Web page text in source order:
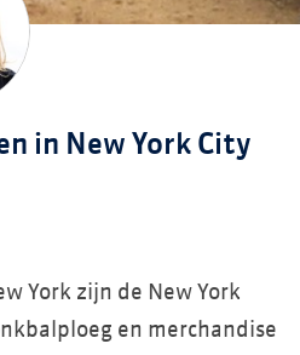
in New York City
York zijn de New York
en merchandise